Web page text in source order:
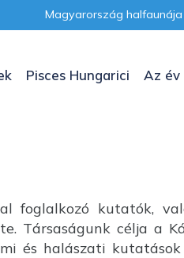
Magyarország halfaunája
Pisces Hungarici Az év
foglalkozó kutatók,
Társaságunk célja a
és halászati kutatások